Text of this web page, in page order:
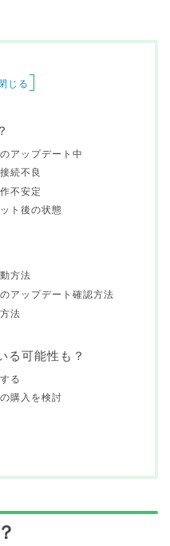
じる]
アップデート中
続不良
不安定
ト後の状態
方法
アップデート確認方法
法
る可能性も？
る
購入を検討